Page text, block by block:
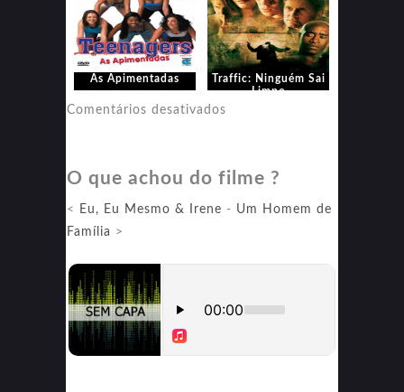
As Apimentadas
Traffic: Ninguém Sai
Limpo
Comentários desativados
Sai
O que achou do filme ?
< Eu, Eu Mesmo & Irene - Um Homem de
Família >